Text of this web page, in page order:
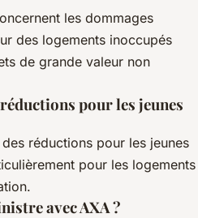
les dommages
des logements inoccupés
de grande valeur non
pour les jeunes
réductions pour les jeunes
pour les logements
avec AXA ?